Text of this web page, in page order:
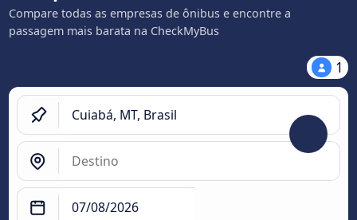
Compare todas as empresas de ônibus e encontre a
passagem mais barata na CheckMyBus
1